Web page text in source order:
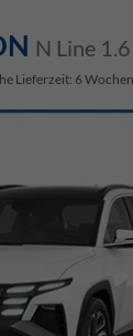
N Line
Lieferzeit: 6 Wochen